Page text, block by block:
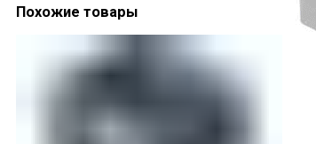
Похожие товары